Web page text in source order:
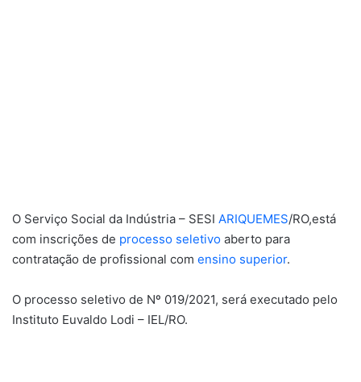
O Serviço Social da Indústria – SESI ARIQUEMES/RO,está
com inscrições de processo seletivo aberto para
contratação de profissional com ensino superior.
O processo seletivo de Nº 019/2021, será executado pelo
Instituto Euvaldo Lodi – IEL/RO.